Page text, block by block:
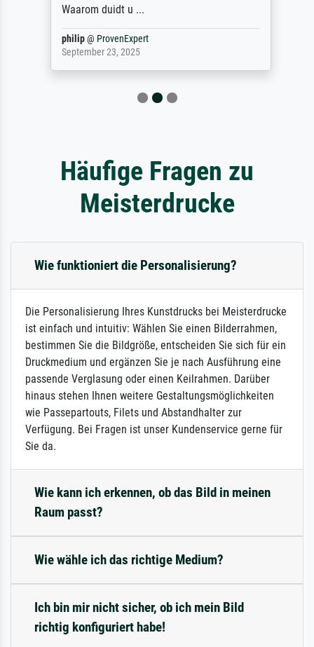
Waarom duidt u ...
philip@ProvenExpert
September 23, 2025
Häufige Fragen zu
Meisterdrucke
Wie funktioniert die Personalisierung?
Die Personalisierung Ihres Kunstdrucks bei Meisterdrucke
ist einfach und intuitiv: Wählen Sie einen Bilderrahmen,
bestimmen Sie die Bildgröße, entscheiden Sie sich für ein
Druckmedium und ergänzen Sie je nach Ausführung eine
passende Verglasung oder einen Keilrahmen. Darüber
hinaus stehen Ihnen weitere Gestaltungsmöglichkeiten
wie Passepartouts, Filets und Abstandhalter zur
Verfügung. Bei Fragen ist unser Kundenservice gerne für
Sie da.
Wie kann ich erkennen, ob das Bild in meinen
Raum passt?
Wie wähle ich das richtige Medium?
Ich bin mir nicht sicher, ob ich mein Bild
richtig konfiguriert habe!